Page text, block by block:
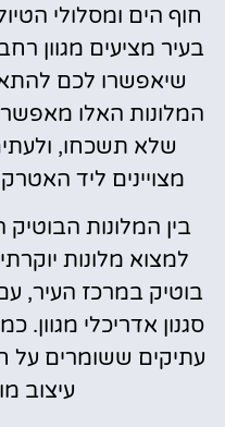
חוף הים ומסלולי
בעיר מציעים מגוון
שיאפשרו לכם
המלונות האלו
שלא תשכחו,
מצויינים ליד
בין המלונות
למצוא מלונות
בוטיק במרכז העיר,
סגנון אדריכלי
עתיקים ששומרים על
עיצוב